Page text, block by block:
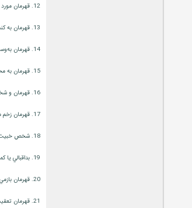
12. قهرمان مورد آزمايش، سؤال، حمله يا... قرار مي‌گيرد كه هدف از آن آماده شدن او براي دست‌يابي به وسيلة سحرآميز يا مدد جستن از مددكاري جادويي است،
13. قهرمان به كنش‌هاي بخشندة آينده واكنش نشان مي‌دهد،
14. قهرمان به‌وسيله‌اي سحرآميز دست مي‌يابد،
15. قهرمان به محل آن چيزي كه جست‌وجو مي‌كند منتقل مي‌شود، برده مي‌شود يا راهنمايي مي‌شود،
16. قهرمان و شخص خبيث مبارزة رو در رو را آغاز مي‌كنند،
17. قهرمان زخم مي‌خورد،
18. شخص خبيث شكست مي‌خورد،
19. بداقبالي يا كمبود اوليه رفع مي‌شود،
20. قهرمان بازمي‌گردد،
21. قهرمان تعقيب مي‌شود،